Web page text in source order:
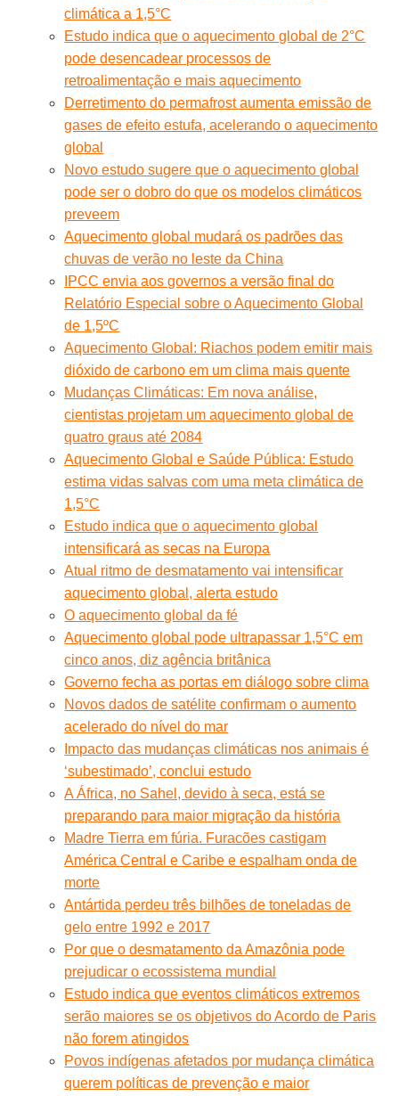
climática a 1,5°C
Estudo indica que o aquecimento global de 2°C
pode desencadear processos de
retroalimentação e mais aquecimento
Derretimento do permafrost aumenta emissão de
gases de efeito estufa, acelerando o aquecimento
global
Novo estudo sugere que o aquecimento global
pode ser o dobro do que os modelos climáticos
preveem
Aquecimento global mudará os padrões das
chuvas de verão no leste da China
IPCC envia aos governos a versão final do
Relatório Especial sobre o Aquecimento Global
de 1,5ºC
Aquecimento Global: Riachos podem emitir mais
dióxido de carbono em um clima mais quente
Mudanças Climáticas: Em nova análise,
cientistas projetam um aquecimento global de
quatro graus até 2084
Aquecimento Global e Saúde Pública: Estudo
estima vidas salvas com uma meta climática de
1,5°C
Estudo indica que o aquecimento global
intensificará as secas na Europa
Atual ritmo de desmatamento vai intensificar
aquecimento global, alerta estudo
O aquecimento global da fé
Aquecimento global pode ultrapassar 1,5°C em
cinco anos, diz agência britânica
Governo fecha as portas em diálogo sobre clima
Novos dados de satélite confirmam o aumento
acelerado do nível do mar
Impacto das mudanças climáticas nos animais é
‘subestimado’, conclui estudo
A África, no Sahel, devido à seca, está se
preparando para maior migração da história
Madre Tierra em fúria. Furacões castigam
América Central e Caribe e espalham onda de
morte
Antártida perdeu três bilhões de toneladas de
gelo entre 1992 e 2017
Por que o desmatamento da Amazônia pode
prejudicar o ecossistema mundial
Estudo indica que eventos climáticos extremos
serão maiores se os objetivos do Acordo de Paris
não forem atingidos
Povos indígenas afetados por mudança climática
querem políticas de prevenção e maior